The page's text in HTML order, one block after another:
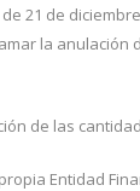
21 de
la anulación
de las
Entidad